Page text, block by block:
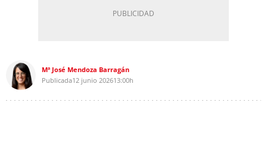
Mª José Mendoza Barragán
Publicada12 junio 202613:00h